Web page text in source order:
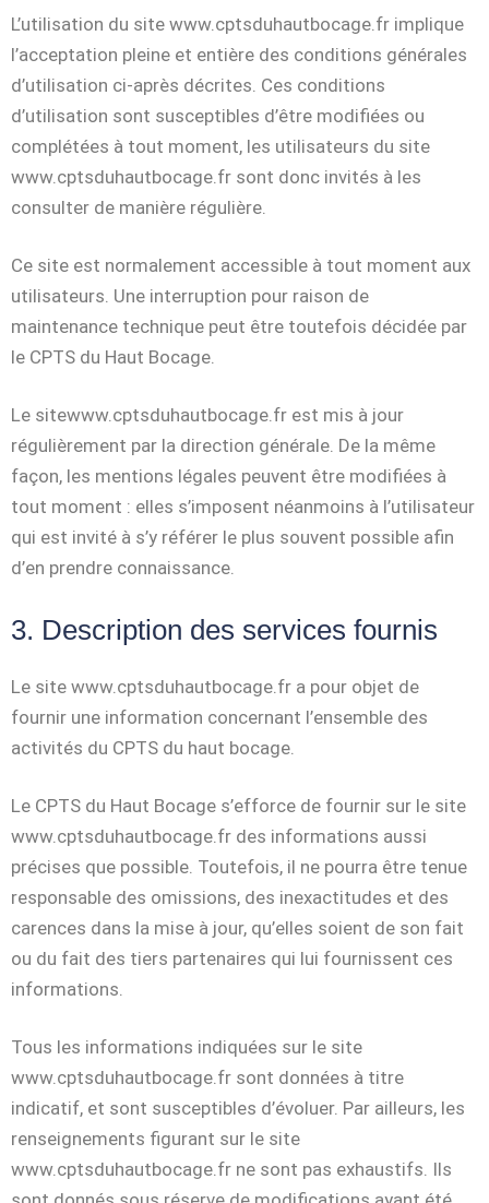
L’utilisation du site www.cptsduhautbocage.fr implique
l’acceptation pleine et entière des conditions générales
d’utilisation ci-après décrites. Ces conditions
d’utilisation sont susceptibles d’être modifiées ou
complétées à tout moment, les utilisateurs du site
www.cptsduhautbocage.fr sont donc invités à les
consulter de manière régulière.
Ce site est normalement accessible à tout moment aux
utilisateurs. Une interruption pour raison de
maintenance technique peut être toutefois décidée par
le CPTS du Haut Bocage.
Le sitewww.cptsduhautbocage.fr est mis à jour
régulièrement par la direction générale. De la même
façon, les mentions légales peuvent être modifiées à
tout moment : elles s’imposent néanmoins à l’utilisateur
qui est invité à s’y référer le plus souvent possible afin
d’en prendre connaissance.
3. Description des services fournis
Le site www.cptsduhautbocage.fr a pour objet de
fournir une information concernant l’ensemble des
activités du CPTS du haut bocage.
Le CPTS du Haut Bocage s’efforce de fournir sur le site
www.cptsduhautbocage.fr des informations aussi
précises que possible. Toutefois, il ne pourra être tenue
responsable des omissions, des inexactitudes et des
carences dans la mise à jour, qu’elles soient de son fait
ou du fait des tiers partenaires qui lui fournissent ces
informations.
Tous les informations indiquées sur le site
www.cptsduhautbocage.fr sont données à titre
indicatif, et sont susceptibles d’évoluer. Par ailleurs, les
renseignements figurant sur le site
www.cptsduhautbocage.fr ne sont pas exhaustifs. Ils